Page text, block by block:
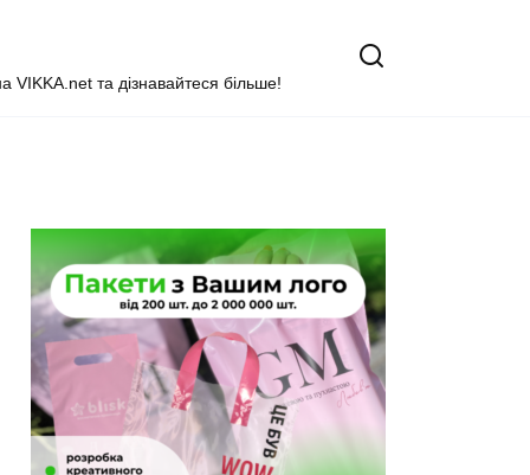
VIKKA.net та дізнавайтеся більше!